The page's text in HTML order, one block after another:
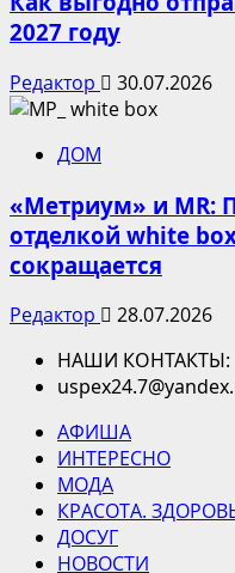
2027 году
Редактор 30.07.2026
ДОМ
«Метриум» и MR:
отделкой white
сокращается
Редактор
28.07.2026
НАШИ КОНТАКТЫ:
АФИША
ИНТЕРЕСНО
МОДА
КРАСОТА.
ДОСУГ
НОВОСТИ